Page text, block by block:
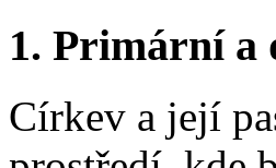
1. Primární a
Církev a její